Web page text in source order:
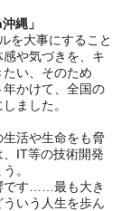
縄」
を大事にすること
や気づきを、キ
い、そのため
かけて、全国の
ました。
活や生命をも脅
IT等の技術開発
。
です……最も大き
いう人生を歩ん